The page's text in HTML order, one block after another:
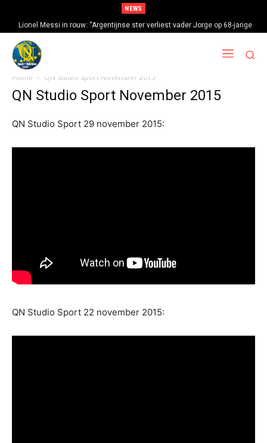
NEWS
Jorge Messi (68), de vader van Lionel, overleden
Lionel Messi in rouw: “Argentijnse ster verliest vader Jorge op 68-jarige
leeftijd na gezondheidsproblemen”
Home QN Studio Sport November 2015
QN Studio Sport November 2015
QN Studio Sport 29 november 2015:
QN Studio Sport 22 november 2015: